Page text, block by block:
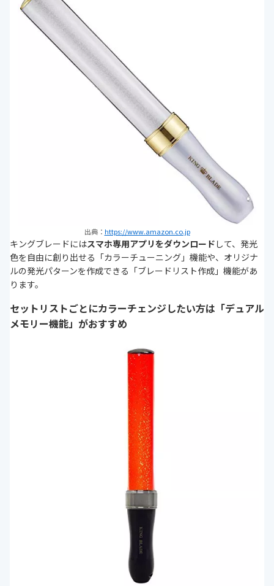
出典： https://www.amazon.co.jp
キングブレードにはスマホ専用アプリをダウンロード して、発光
色を自由に創り出せる「カラーチューニング」機能や、オリジナ
ルの発光パターンを作成できる「ブレードリスト作成」機能があ
ります。
セットリストごとにカラーチェンジしたい方は「デュアル
メモリー機能」がおすすめ